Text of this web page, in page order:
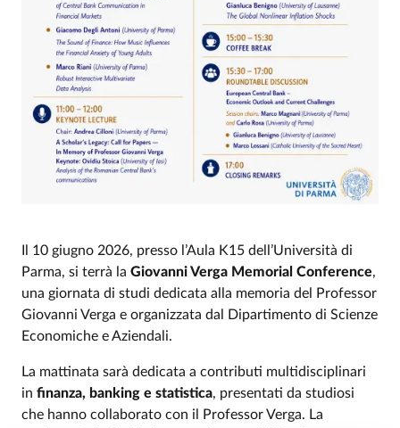
Il 10 giugno 2026, presso l’Aula K15 dell’Università di
Parma, si terrà la Giovanni Verga Memorial Conference,
una giornata di studi dedicata alla memoria del Professor
Giovanni Verga e organizzata dal Dipartimento di Scienze
Economiche e Aziendali.
La mattinata sarà dedicata a contributi multidisciplinari
in finanza, banking e statistica, presentati da studiosi
che hanno collaborato con il Professor Verga. La